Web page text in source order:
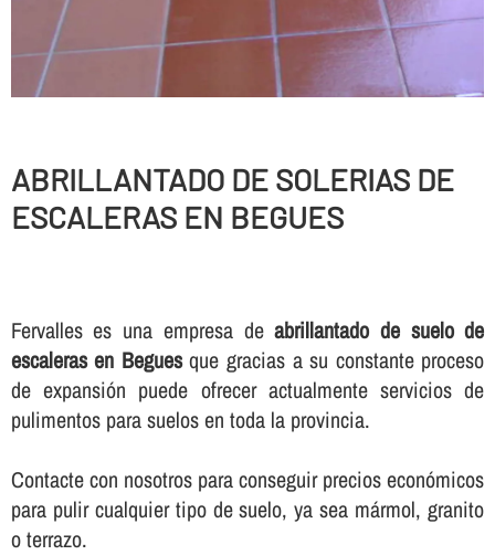
ABRILLANTADO DE SOLERIAS DE
ESCALERAS EN BEGUES
Fervalles es una empresa deabrillantado de suelo de
escaleras en Beguesque gracias a su constante proceso
de expansión puede ofrecer actualmente servicios de
pulimentos para suelos en toda la provincia.
Contacte con nosotros para conseguir precios económicos
para pulir cualquier tipo de suelo, ya sea mármol, granito
o terrazo.